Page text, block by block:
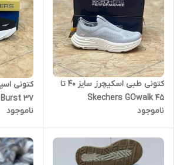
کتونی طبی اسکیچرز سایز ۴۰ تا
۴۵ Skechers GOwalk
ناموجود
37 Skechers Aeru Burst
ناموجود